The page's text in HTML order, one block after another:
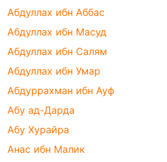
Абдуллах ибн Аббас
Абдуллах ибн Масуд
Абдуллах ибн Салям
Абдуллах ибн Умар
Абдуррахман ибн Ауф
Абу ад-Дарда
Абу Хурайра
Анас ибн Малик